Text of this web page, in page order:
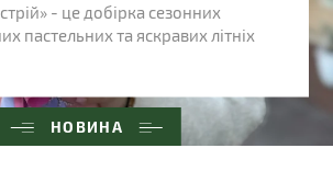
НОВИНА
- це добірка сезонних
пастельних та яскравих літніх